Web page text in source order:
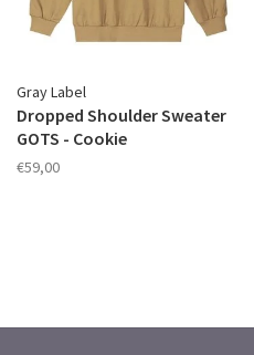
Gray Label
Dropped Shoulder Sweater
GOTS - Cookie
€59,00